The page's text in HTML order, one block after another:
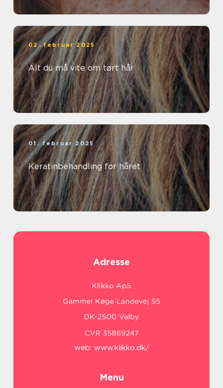
02. februar 2025
Alt du må vite om tørt hår
01. februar 2025
Keratinbehandling for håret
Adresse
web: www.klikko.dk/
Menu